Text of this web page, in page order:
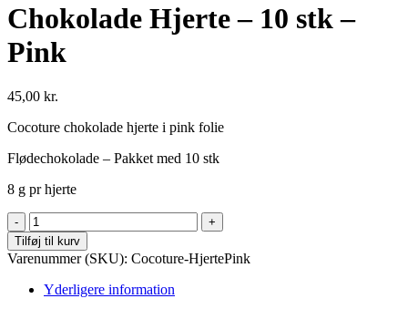
Chokolade Hjerte – 10 stk –
Pink
45,00 kr.
Cocoture chokolade hjerte i pink folie
Flødechokolade – Pakket med 10 stk
8 g pr hjerte
Chokolade
Hjerte
-
10
stk
Tilføj til kurv
Varenummer (SKU): Cocoture-HjertePink
Yderligere information